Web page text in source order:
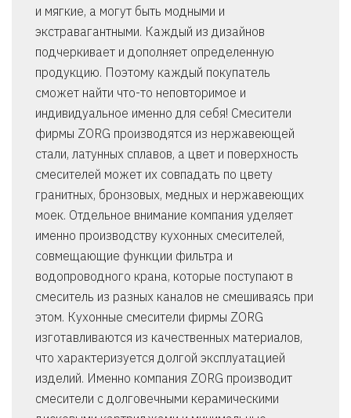
и мягкие, а могут быть модными и
экстравагантными. Каждый из дизайнов
подчеркивает и дополняет определенную
продукцию. Поэтому каждый покупатель
сможет найти что-то неповторимое и
индивидуальное именно для себя! Смесители
фирмы ZORG производятся из нержавеющей
стали, латунных сплавов, а цвет и поверхность
смесителей может их совпадать по цвету
гранитных, бронзовых, медных и нержавеющих
моек. Отдельное внимание компания уделяет
именно производству кухонных смесителей,
совмещающие функции фильтра и
водопроводного крана, которые поступают в
смеситель из разных каналов не смешиваясь при
этом. Кухонные смесители фирмы ZORG
изготавливаются из качественных материалов,
что характеризуется долгой эксплуатацией
изделий. Именно компания ZORG производит
смесители с долговечными керамическими